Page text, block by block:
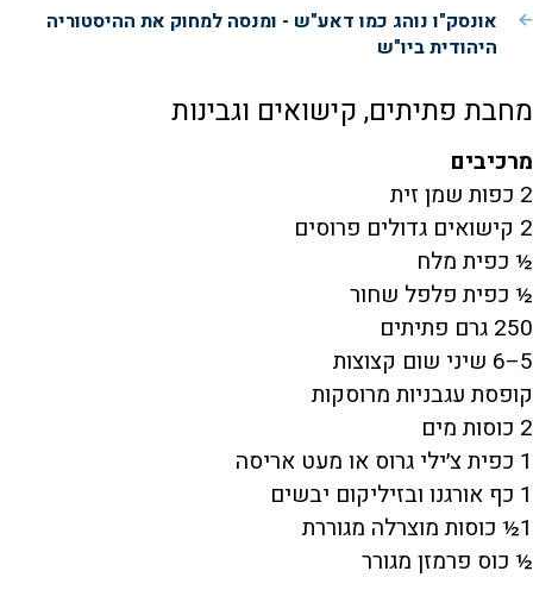
אונסק"ו נוהג כמו דאע"ש - ומנסה למחוק את ההיסטוריה
היהודית ביו"ש
מחבת פתיתים, קישואים וגבינות
מרכיבים
2 כפות שמן זית
2 קישואים גדולים פרוסים
½ כפית מלח
½ כפית פלפל שחור
250 גרם פתיתים
5–6 שיני שום קצוצות
קופסת עגבניות מרוסקות
2 כוסות מים
1 כפית צ׳ילי גרוס או מעט אריסה
1 כף אורגנו ובזיליקום יבשים
1½ כוסות מוצרלה מגוררת
½ כוס פרמזן מגורר